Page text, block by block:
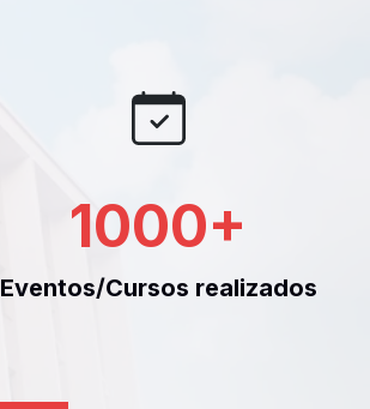
1000+
Eventos/Cursos realizados